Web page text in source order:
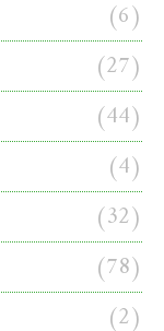
(6)
(27)
(44)
(4)
(32)
(78)
(2)